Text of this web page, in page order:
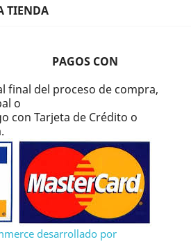
TIENDA
PAGOS CON
final del proceso de compra,
o
con Tarjeta de Crédito o
desarrollado por